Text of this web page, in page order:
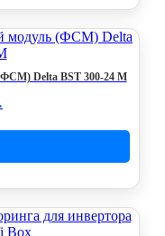
Delta BST 300-24 M